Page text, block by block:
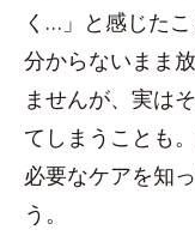
く…」と感じた
分からないまま
ませんが、実は
てしまうことも
必要なケアを知
う。